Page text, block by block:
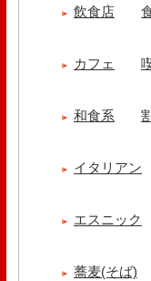
飲食店
カフェ
和食系
イタリアン
エスニック
蕎麦(そば)